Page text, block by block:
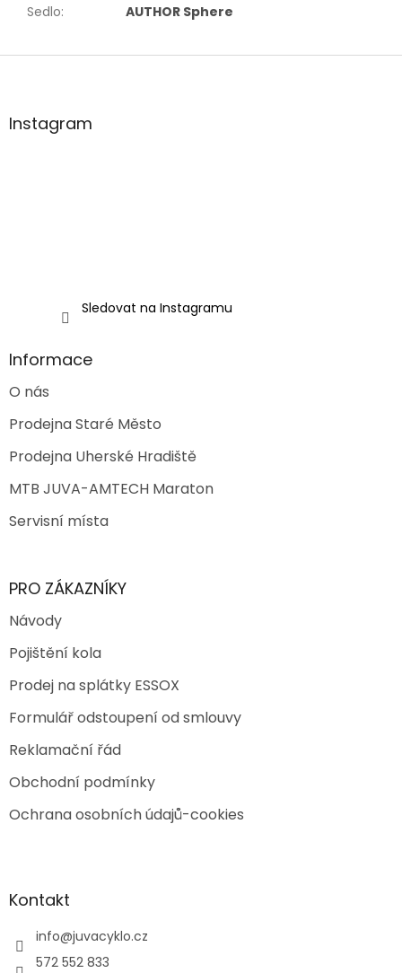
Sedlo: AUTHOR Sphere
Z
aInstagram
Sledovat na Instagramu
Informace
O nás
Prodejna Staré Město
Prodejna Uherské Hradiště
MTB JUVA-AMTECH Maraton
Servisní místa
PRO ZÁKAZNÍKY
Návody
Pojištění kola
Prodej na splátky ESSOX
Formulář odstoupení od smlouvy
Reklamační řád
Obchodní podmínky
Ochrana osobních údajů-cookies
Kontakt
info@juvacyklo.cz
572 552 833